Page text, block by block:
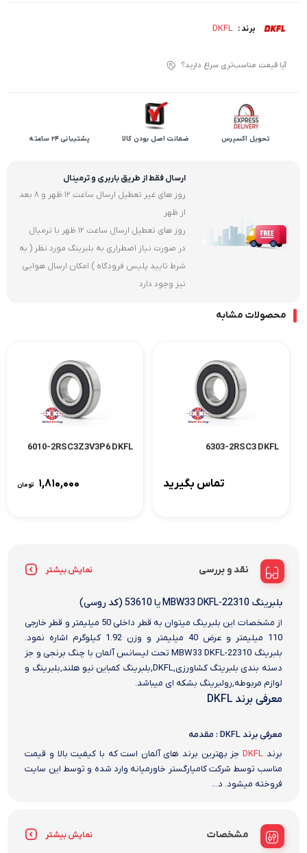
برند : DKFL
آیا قیمت مناسب‌تری سراغ دارید؟
تحویل اکسپرس ضمانت اصل بودن کالا پشتیبانی 24 ساعته
ارسال فقط از طریق باربری و ترمینال
روز های غیر تعطیل ارسال ساعت 12 ظهر و 8 بعد
از ظهر
روز های تعطیل ارسال ساعت 12 ظهر با ترمیال
در صورت نیاز اضطراری به بلبرینگ مورد نظر ( به
شرط تایید پلیس فرودگاه ) امکان ارسال هوایی
نیز وجود دارد
محصولات مشابه
6303-2RSC3 DKFL
تماس بگیرید
6010-2RSC3Z3V3P6 DKFL
۱,۸۱۰,۰۰۰ تومان
نقد و بررسی نمایش بیشتر
بلبرینگ 22310-MBW33 DKFL یا 53610 (کد روسی)
از مشخصات این بلبرینگ میتوان به قطر داخلی 50 میلیمتر و قطر خارجی
110 میلیمتر و عرض 40 میلیمتر و وزن 1.92 کیلوگرم اشاره نمود.
بلبرینگ 22310-MBW33 DKFL تحت لیسانس آلمان با چنگ برنجی و جز
دسته بندی بلبریتگ کشاورزی,DKFL,بلبرینگ کمباین نیو هلند,بلبرینگ و
لوازم مربوطه,رولبرینگ بشکه ای میباشد.
معرفی برند DKFL
معرفی برند DKFL : مقدمه
برند DKFLجز بهترین برند های آلمان است که با کیفیت بالا و قیمت
مناسب توسط شرکت کامیارگستر خاورمیانه وارد شده و توسط این سایت
فروخته میشود. د...
مشخصات نمایش بیشتر